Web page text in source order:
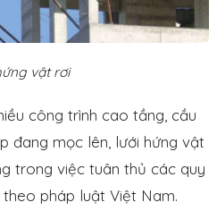
vật rơi
công trình cao tầng, cầu
đang mọc lên, lưới hứng vật
trong việc tuân thủ các quy
pháp luật Việt Nam.